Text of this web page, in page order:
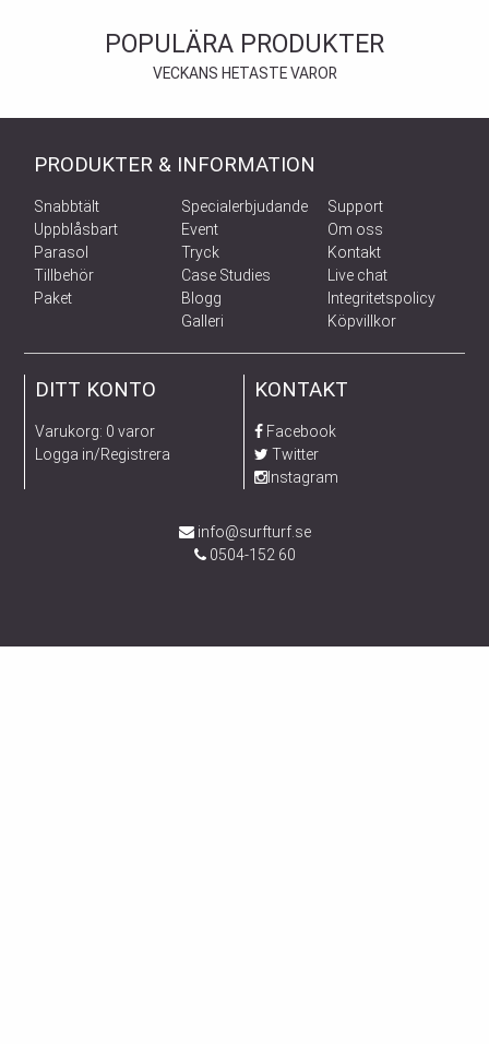
POPULÄRA PRODUKTER
VECKANS HETASTE VAROR
PRODUKTER & INFORMATION
Snabbtält
Uppblåsbart
Parasol
Tillbehör
Paket
Specialerbjudande
Event
Tryck
Case Studies
Blogg
Galleri
Support
Om oss
Kontakt
Live chat
Integritetspolicy
Köpvillkor
DITT KONTO
Varukorg: 0 varor
Logga in/Registrera
KONTAKT
Facebook
Twitter
Instagram
info@surfturf.se
0504-152 60